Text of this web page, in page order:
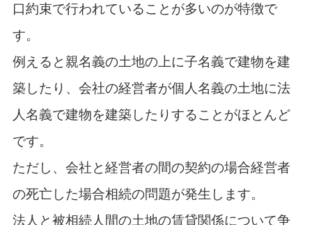
口約束で行われていることが多いのが特徴で
す。
例えると親名義の土地の上に子名義で建物を建
築したり、会社の経営者が個人名義の土地に法
人名義で建物を建築したりすることがほとんど
です。
ただし、会社と経営者の間の契約の場合経営者
の死亡した場合相続の問題が発生します。
法人と被相続人間の土地の賃貸関係について争